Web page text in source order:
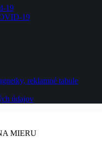
19
19
reklamné tabule
údajov
MIERU